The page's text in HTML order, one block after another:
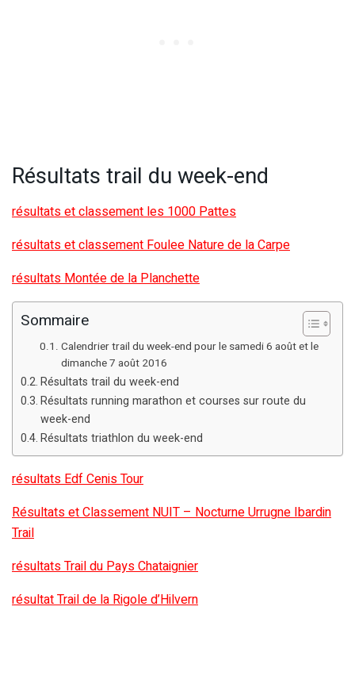
Résultats trail du week-end
résultats et classement les 1000 Pattes
résultats et classement Foulee Nature de la Carpe
résultats Montée de la Planchette
Sommaire
Calendrier trail du week-end pour le samedi 6 août et le
dimanche 7 août 2016
Résultats trail du week-end
Résultats running marathon et courses sur route du
week-end
Résultats triathlon du week-end
résultats Edf Cenis Tour
Résultats et Classement NUIT – Nocturne Urrugne Ibardin
Trail
résultats Trail du Pays Chataignier
résultat Trail de la Rigole d’Hilvern